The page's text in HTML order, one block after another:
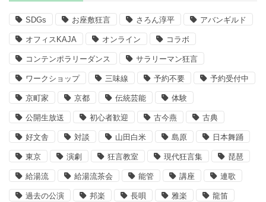
SDGs お座敷狂言 さろん淳平 アバンギルド
オフィスKAJA オンライン コラボ
コンテンポラリーダンス サラリーマン狂言
ワークショップ 三味線 予約不要 予約受付中
京町家 京都 伝統芸能 体験
公開生放送 初心者歓迎 古今燕 古典
好文舎 対談 山田白米 島原 日本舞踊
東京 演劇 狂言教室 現代狂言集 琵琶
給湯流 給湯流茶会 能管 講座 連歌
過去の公演 邦楽 長唄 雅楽 龍笛